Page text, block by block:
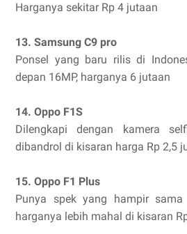
Harganya sekitar Rp 4 jutaan
13. Samsung C9 pro
Ponsel yang baru rilis di
depan 16MP, harganya 6 jutaan
14. Oppo F1S
Dilengkapi dengan kamera
dibandrol di kisaran harga Rp 2,5
15. Oppo F1 Plus
Punya spek yang hampir
harganya lebih mahal di kisaran